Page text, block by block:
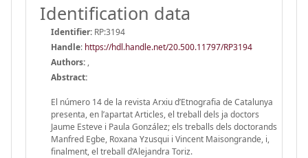
Identification data
Identifier: RP:3194
Handle: https://hdl.handle.net/20.500.11797/RP3194
Authors: ,
Abstract:
El número 14 de la revista Arxiu d’Etnografia de Catalunya
presenta, en l’apartat Articles, el treball dels ja doctors
Jaume Esteve i Paula González; els treballs dels doctorands
Manfred Egbe, Roxana Yzusqui i Vincent Maisongrande, i,
finalment, el treball d’Alejandra Toriz.